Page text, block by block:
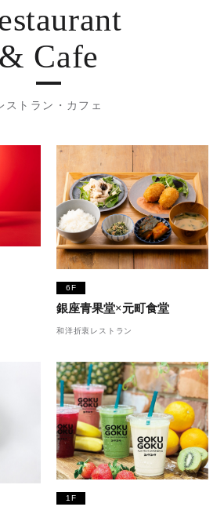
& Cafe
ストラン・カフェ
6F
銀座青果堂×元町食堂
和洋折衷レストラン
1F